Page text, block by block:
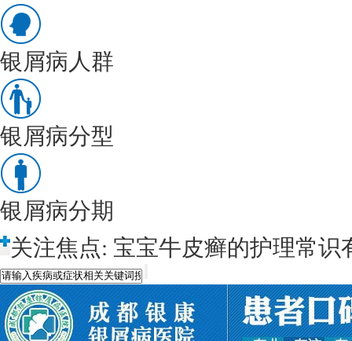
银屑病人群
银屑病分型
银屑病分期
关注焦点: 宝宝牛皮癣的护理常识